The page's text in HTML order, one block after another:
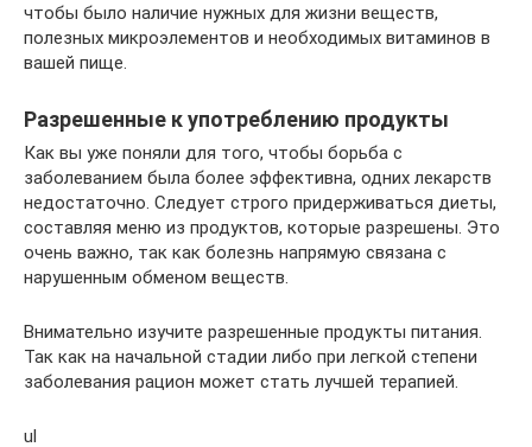
чтобы было наличие нужных для жизни веществ,
полезных микроэлементов и необходимых витаминов в
вашей пище.
Разрешенные к употреблению продукты
Как вы уже поняли для того, чтобы борьба с
заболеванием была более эффективна, одних лекарств
недостаточно. Следует строго придерживаться диеты,
составляя меню из продуктов, которые разрешены. Это
очень важно, так как болезнь напрямую связана с
нарушенным обменом веществ.
Внимательно изучите разрешенные продукты питания.
Так как на начальной стадии либо при легкой степени
заболевания рацион может стать лучшей терапией.
ul